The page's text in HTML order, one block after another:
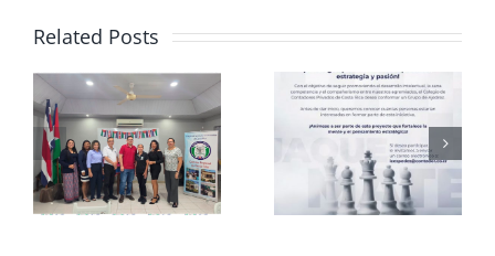
Related Posts
Club de
Ajedrez
CCPCR
Informa